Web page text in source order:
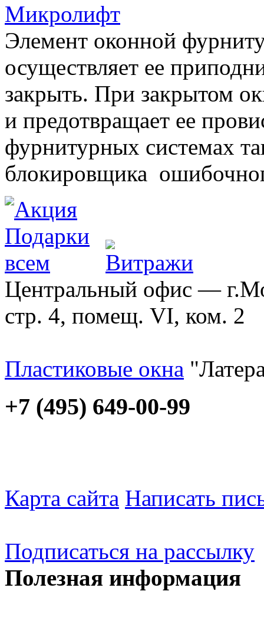
Микролифт
Элемент оконной
осуществляет ее
закрыть. При закрытом
и предотвращает ее
фурнитурных системах
блокировщика
Центральный офис —
стр. 4, помещ. VI, ком. 2
Пластиковые окна
+7 (495) 649-00-99
Карта сайта Написать
Подписаться на рассылку
Полезная информация